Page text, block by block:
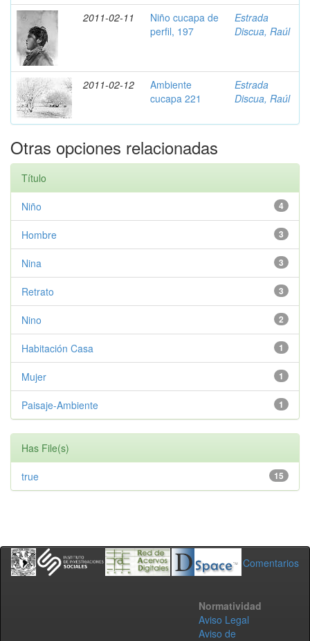
2011-02-11
Niño cucapa de
perfil, 197
Estrada
Discua, Raúl
2011-02-12
Ambiente
cucapa 221
Estrada
Discua, Raúl
Otras opciones relacionadas
Título
4
Niño
3
Hombre
3
Nina
3
Retrato
2
Nino
1
Habitación Casa
1
Mujer
1
Paisaje-Ambiente
Has File(s)
15
true
Comentarios
Normatividad
Aviso Legal
Aviso de